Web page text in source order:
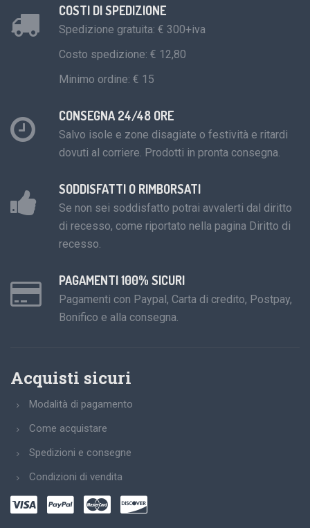
COSTI DI SPEDIZIONE
Spedizione gratuita: € 300+iva
Costo spedizione: € 12,80
Minimo ordine: € 15
CONSEGNA 24/48 ORE
Salvo isole e zone disagiate o festività e ritardi
dovuti al corriere. Prodotti in pronta consegna.
SODDISFATTI O RIMBORSATI
Se non sei soddisfatto potrai avvalerti dal diritto
di recesso, come riportato nella pagina Diritto di
recesso.
PAGAMENTI 100% SICURI
Pagamenti con Paypal, Carta di credito, Postpay,
Bonifico e alla consegna.
Acquisti sicuri
Modalità di pagamento
Come acquistare
Spedizioni e consegne
Condizioni di vendita